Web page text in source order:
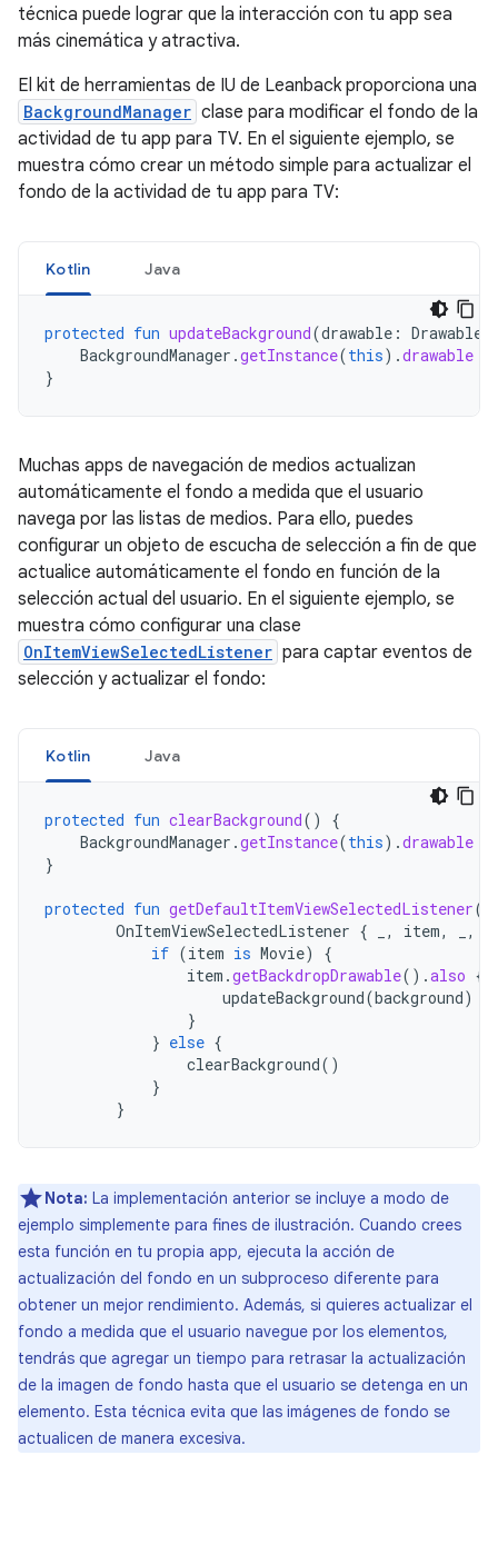
técnica puede lograr que la interacción con tu app sea
más cinemática y atractiva.
El kit de herramientas de IU de Leanback proporciona una
BackgroundManager clase para modificar el fondo de la
actividad de tu app para TV. En el siguiente ejemplo, se
muestra cómo crear un método simple para actualizar el
fondo de la actividad de tu app para TV:
Kotlin Java
protected fun updateBackground(drawable : Drawable
BackgroundManager .getInstance(this).drawable
}
Muchas apps de navegación de medios actualizan
automáticamente el fondo a medida que el usuario
navega por las listas de medios. Para ello, puedes
configurar un objeto de escucha de selección a fin de que
actualice automáticamente el fondo en función de la
selección actual del usuario. En el siguiente ejemplo, se
muestra cómo configurar una clase
OnItemViewSelectedListener para captar eventos de
selección y actualizar el fondo:
Kotlin Java
protected fun clearBackground()
{
BackgroundManager .getInstance(this).drawable
}
protected fun getDefaultItemViewSelectedListener
OnItemViewSelectedListener { , item, ,
if (item is Movie)
{
item .getBackdropDrawable().also {
updateBackground(background)
}
} else {
clearBackground()
}
}
Nota: La implementación anterior se incluye a modo de
ejemplo simplemente para fines de ilustración. Cuando crees
esta función en tu propia app, ejecuta la acción de
actualización del fondo en un subproceso diferente para
obtener un mejor rendimiento. Además, si quieres actualizar el
fondo a medida que el usuario navegue por los elementos,
tendrás que agregar un tiempo para retrasar la actualización
de la imagen de fondo hasta que el usuario se detenga en un
elemento. Esta técnica evita que las imágenes de fondo se
actualicen de manera excesiva.